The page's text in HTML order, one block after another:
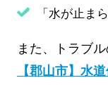
「水が止ま
また、トラブ
【郡山市】水